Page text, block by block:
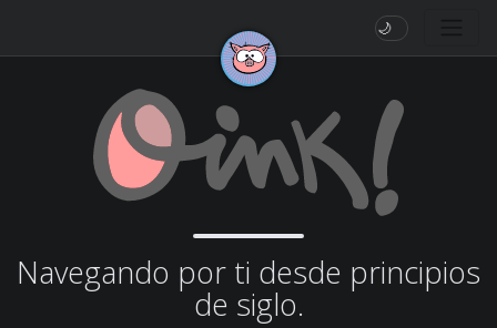
🌙
Navegando por ti desde principios
de siglo.